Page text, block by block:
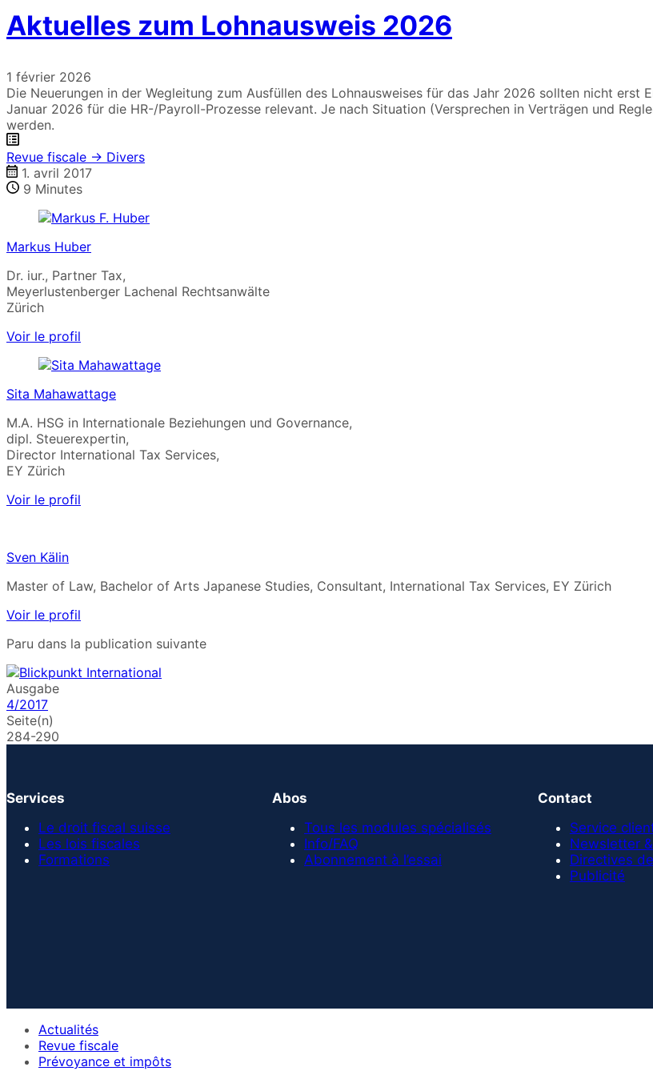
Aktuelles zum Lohnausweis 2026
1 février 2026
Die Neuerungen in der Wegleitung zum Ausfüllen des Lohnausweises für das Jahr 2026 sollten nicht erst
Januar 2026 für die HR-/Payroll-Prozesse relevant. Je nach Situation (Versprechen in Verträgen und
werden.
Revue fiscale → Divers
1. avril 2017
9 Minutes
Markus Huber
Dr. iur., Partner Tax,
Meyerlustenberger Lachenal Rechtsanwälte
Zürich
Voir le profil
Sita Mahawattage
M.A. HSG in Internationale Beziehungen und Governance,
dipl. Steuerexpertin,
Director International Tax Services,
EY Zürich
Voir le profil
Sven Kälin
Master of Law, Bachelor of Arts Japanese Studies, Consultant, International Tax Services, EY Zürich
Voir le profil
Paru dans la publication suivante
Ausgabe
4/2017
Seite(n)
284-290
Services
Le droit fiscal suisse
Les lois fiscales
Formations
Abos
Tous les modules spécialisés
Info/FAQ
Abonnement à l’essai
Contact
Service
Newsletter
Directives
Publicité
Actualités
Revue fiscale
Prévoyance et impôts